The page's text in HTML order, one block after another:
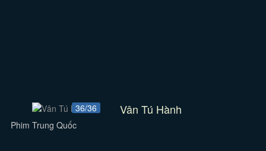
36/36 Vân Tú Hành
Phim Trung Quốc